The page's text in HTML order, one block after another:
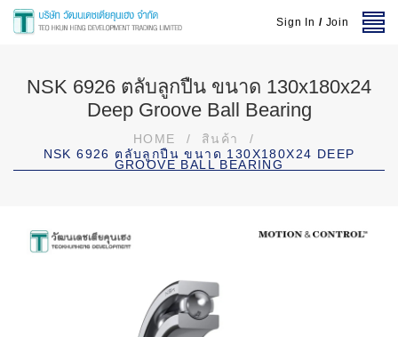
Sign In / Join
NSK 6926 ตลับลูกปืน ขนาด 130x180x24
Deep Groove Ball Bearing
HOME / สินค้า
/
NSK 6926 ตลับลูกปืน ขนาด 130X180X24 DEEP
GROOVE BALL BEARING